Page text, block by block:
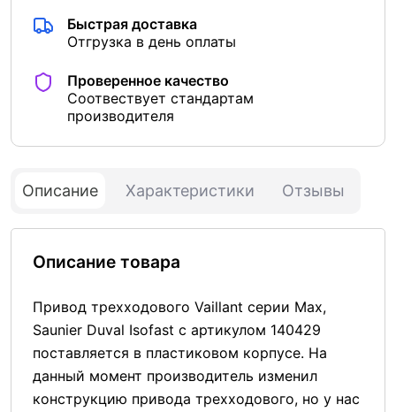
Быстрая доставка
Отгрузка в день оплаты
Проверенное качество
Соотвествует стандартам
производителя
Описание Характеристики Отзывы
Описание товара
Привод трехходового Vaillant серии Max,
Saunier Duval Isofast с артикулом 140429
поставляется в пластиковом корпусе. На
данный момент производитель изменил
конструкцию привода трехходового, но у нас